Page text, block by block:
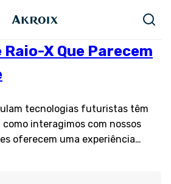
X Que Parecem
tecnologias futuristas têm
interagimos com nossos
oferecem uma experiência…